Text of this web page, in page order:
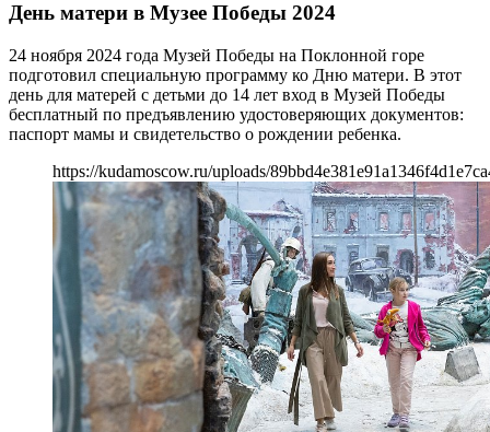
День матери в Музее Победы 2024
24 ноября 2024 года Музей Победы на Поклонной горе
подготовил специальную программу ко Дню матери. В этот
день для матерей с детьми до 14 лет вход в Музей Победы
бесплатный по предъявлению удостоверяющих документов:
паспорт мамы и свидетельство о рождении ребенка.
https://kudamoscow.ru/uploads/